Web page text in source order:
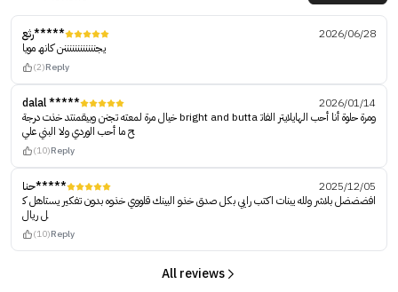
رثع*****
2026/06/28
يجننننننننننننن كانھ مويا
(2)Reply
dalal *****
2026/01/14
خيال مرة لمعته تجنن وبيقمنتد خذت درجة bright and butta ومرة حلوة أنا أحب الهايلايتر الفات
ح ما أحب الوردي ولا البني علي
(10)Reply
حنا*****
2025/12/05
افضضضل بلاشر ولله يبنات اكتب رايي بكل صدق خذو البينك قلووي خذوه بدون تفكير يستاهل ك
ل ريال
(10)Reply
All reviews